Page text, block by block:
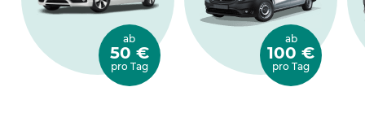
ab
50 €
pro Tag
ab
100 €
pro Tag